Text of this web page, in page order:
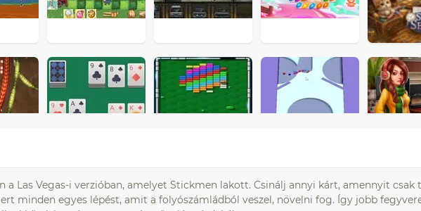
a Las Vegas-i verzióban, amelyet Stickmen lakott. Csinálj annyi kárt, amennyit csak
minden egyes lépést, amit a folyószámládból veszel, növelni fog. Így jobb